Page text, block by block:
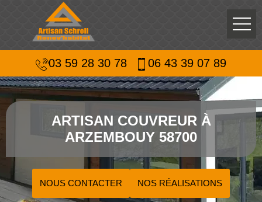
03 59 28 30 78 06 43 39 07 89
ARTISAN COUVREUR À
ARZEMBOUY 58700
NOUS CONTACTER NOS RÉALISATIONS